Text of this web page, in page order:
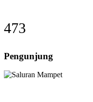
473
Pengunjung